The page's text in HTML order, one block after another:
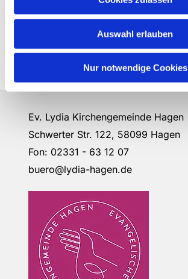
Auswahl erlauben
Nur notwendige Cookies
Ev. Lydia Kirchengemeinde Hagen
Schwerter Str. 122, 58099 Hagen
Fon: 02331 - 63 12 07
buero@lydia-hagen.de